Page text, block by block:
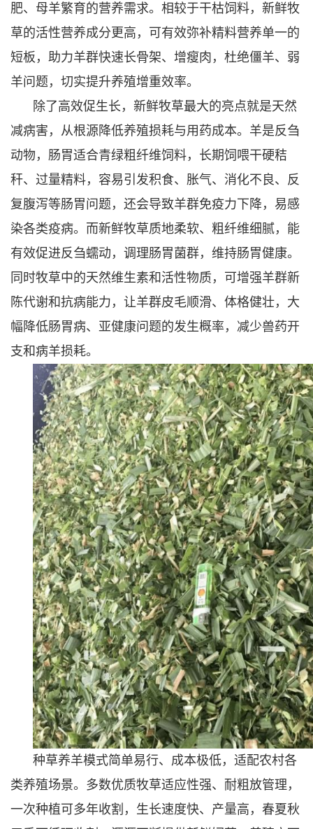
肥、母羊繁育的营养需求。相较于干枯饲料，新鲜牧
草的活性营养成分更高，可有效弥补精料营养单一的
短板，助力羊群快速长骨架、增瘦肉，杜绝僵羊、弱
羊问题，切实提升养殖增重效率。
除了高效促生长，新鲜牧草最大的亮点就是天然
减病害，从根源降低养殖损耗与用药成本。羊是反刍
动物，肠胃适合青绿粗纤维饲料，长期饲喂干硬秸
秆、过量精料，容易引发积食、胀气、消化不良、反
复腹泻等肠胃问题，还会导致羊群免疫力下降，易感
染各类疫病。而新鲜牧草质地柔软、粗纤维细腻，能
有效促进反刍蠕动，调理肠胃菌群，维持肠胃健康。
同时牧草中的天然维生素和活性物质，可增强羊群新
陈代谢和抗病能力，让羊群皮毛顺滑、体格健壮，大
幅降低肠胃病、亚健康问题的发生概率，减少兽药开
支和病羊损耗。
种草养羊模式简单易行、成本极低，适配农村各
类养殖场景。多数优质牧草适应性强、耐粗放管理，
一次种植可多年收割，生长速度快、产量高，春夏秋